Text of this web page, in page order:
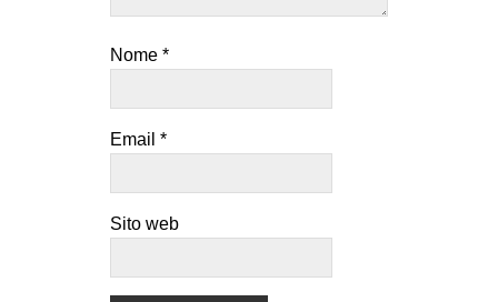
Nome *
Email *
Sito web